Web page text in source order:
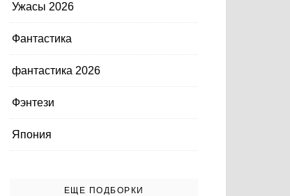
Ужасы 2026
Фантастика
фантастика 2026
Фэнтези
Япония
ЕЩЕ ПОДБОРКИ